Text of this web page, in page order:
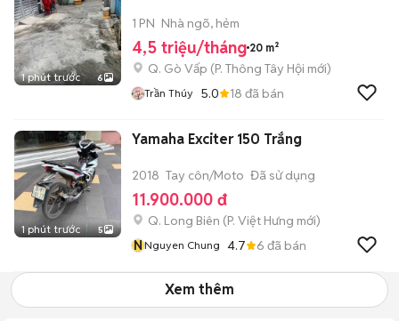
1 phút trước 6
1 PN Nhà ngõ, hẻm
4,5 triệu/tháng 20 m²
Q. Gò Vấp (P. Thông Tây Hội mới)
Trần Thúy 5.0 18 đã bán
1 phút trước 5
Yamaha Exciter 150 Trắng
2018 Tay côn/Moto Đã sử dụng
11.900.000 đ
Q. Long Biên (P. Việt Hưng mới)
NNguyen Chung 4.7 6 đã bán
Xem thêm